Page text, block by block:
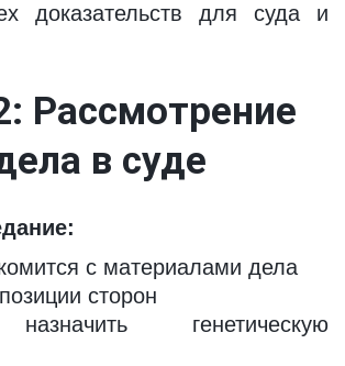
доказательств для суда и
Рассмотрение
в суде
с материалами дела
сторон
генетическую